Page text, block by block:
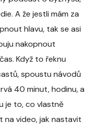
A že jestli mám za
hlavu, tak se asi
nakopnout
Když to řeknu
spoustu návodů
40 minut, hodinu, a
je to, co vlastně
na video, jak nastavit